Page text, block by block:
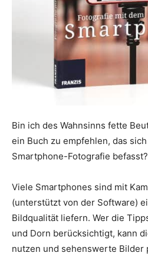
Bin ich des Wahnsinns fette
ein Buch zu empfehlen, das
Smartphone-Fotografie
Viele Smartphones sind mit
(unterstützt von der Software)
Bildqualität liefern. Wer die
und Dorn berücksichtigt, kann
nutzen und sehenswerte Bilder